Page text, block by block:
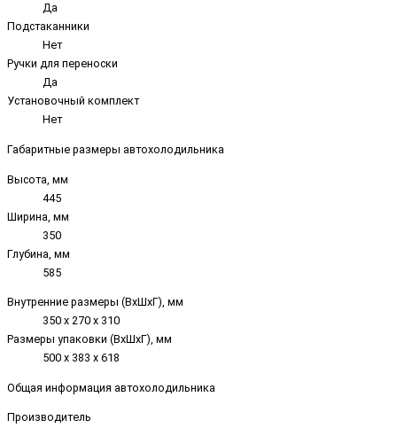
Да
Подстаканники
Нет
Ручки для переноски
Да
Установочный комплект
Нет
Габаритные размеры автохолодильника
Высота, мм
445
Ширина, мм
350
Глубина, мм
585
Внутренние размеры (ВxШxГ), мм
350 х 270 х 310
Размеры упаковки (ВxШxГ), мм
500 х 383 х 618
Общая информация автохолодильника
Производитель